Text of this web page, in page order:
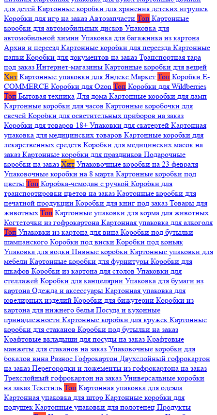
для детей Картонные коробки для хранения детских игрушек
Коробки для игр на заказ Автозапчасти Топ Картонные
коробки для автомобильных дисков Упаковка для
автомобильной химии Упаковка для багажника из картона
Архив и переезд Картонные коробки для переезда Картонные
папки Коробки для документов на заказ Транспортная тара
под заказ Интернет-магазины Картонные коробки для вещей
Хит Картонные упаковки для Яндекс Маркет Топ Коробки E-
COMMERCE Коробки для Ozon Топ Коробки для Wildberries
Топ Бытовая техника Для дома Картонные коробки для ламп
Картонные коробки для часов Картонные коробочки для
свечей Коробки для осветительных приборов на заказ
Коробки для товаров 18+ Упаковки для скатертей Картонная
упаковка для медицинских товаров Картонные коробки для
лекарственных средств Коробки для медицинских масок на
заказ Картонные коробки для праздников Подарочные
коробки на заказ Хит Упаковочные коробки на 23 февраля
Упаковочные коробки на 8 марта Картонные коробки под
цветы Топ Коробка-чемодан с ручкой Коробки для
транспортировки цветов на заказ Картонные коробки для
печатной продукции Коробки для книг под заказ Товары для
животных Топ Картонные упаковки для корма для животных
Когтеточки из гофрокартона Картонная упаковка для алкоголя
Топ Упаковки из картона для вина Коробки под бутылки
шампанского Коробки под виски Коробки под коньяк
Упаковка для водки Пивные коробки Картонные упаковки для
мебели Картонные коробки для фурнитуры Коробки для
шкафов Коробки из картона для столов Упаковки для
стеллажей Коробки для канцелярии Упаковка для бумаги из
картона Одежда и аксессуары Картонная упаковка для
ювелирных изделий Коробки для бижутерии Коробки из
картона для нижнего белья Посуда и кухонные
принадлежности Картонные коробки для кружек Картонные
коробки для стаканов Коробки под бутылки на заказ
Крафтовые вкладыши для посуды на заказ Крафтовые
манжеты для стаканов на заказ Упаковочные коробки для
бокалов вина Разное Гофрокартон Двухслойный гофрокартон
на заказ Перегородки и ложементы из гофрокартона на заказ
Трехслойный гофрокартон на заказ Универсальные коробки
на заказ Текстиль Топ Картонная упаковка для одеяла
Картонная упаковка для штор Картонные коробки для
подушек Картонные упаковки для полотенец Продукты